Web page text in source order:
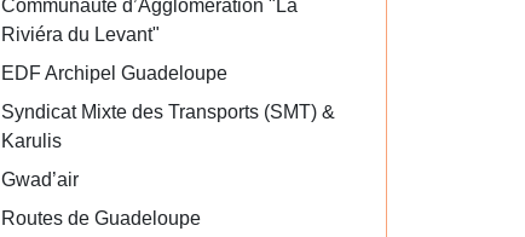
Communauté d’Agglomération "La
Riviéra du Levant"
EDF Archipel Guadeloupe
Syndicat Mixte des Transports (SMT) &
Karulis
Gwad’air
Routes de Guadeloupe